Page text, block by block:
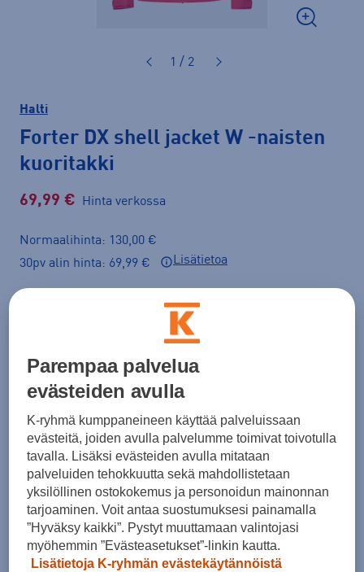
1 / 2
Halti
Forter DX shell jacket W -naisten
kuoritakki
69,99 € Hinta verkossa
Normaalihinta: 130,00 €
30pv alin hinta: 69,99 €
Lisätietoa
Koko
34 36 38
48
Parempaa palvelua
evästeiden avulla
K-ryhmä kumppaneineen käyttää palveluissaan
evästeitä, joiden avulla palvelumme toimivat toivotulla
tavalla. Lisäksi evästeiden avulla mitataan
palveluiden tehokkuutta sekä mahdollistetaan
yksilöllinen ostokokemus ja personoidun mainonnan
tarjoaminen. Voit antaa suostumuksesi painamalla
”Hyväksy kaikki”. Pystyt muuttamaan valintojasi
myöhemmin ”Evästeasetukset”-linkin kautta.
Lisätietoja K-ryhmän evästekäytännöistä